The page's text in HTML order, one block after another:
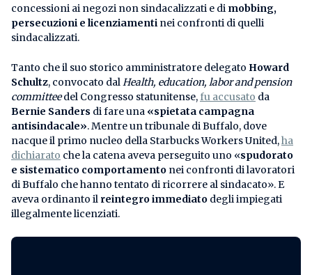
concessioni ai negozi non sindacalizzati e di mobbing,
persecuzioni e licenziamenti nei confronti di quelli
sindacalizzati.
Tanto che il suo storico amministratore delegato Howard
Schultz, convocato dalHealth, education, labor and pension
committeedel Congresso statunitense,fu accusato da
Bernie Sanders di fare una «spietata campagna
antisindacale». Mentre un tribunale di Buffalo, dove
nacque il primo nucleo della Starbucks Workers United,ha
dichiarato che la catena aveva perseguito uno «spudorato
e sistematico comportamento nei confronti di lavoratori
di Buffalo che hanno tentato di ricorrere al sindacato». E
aveva ordinanto il reintegro immediato degli impiegati
illegalmente licenziati.